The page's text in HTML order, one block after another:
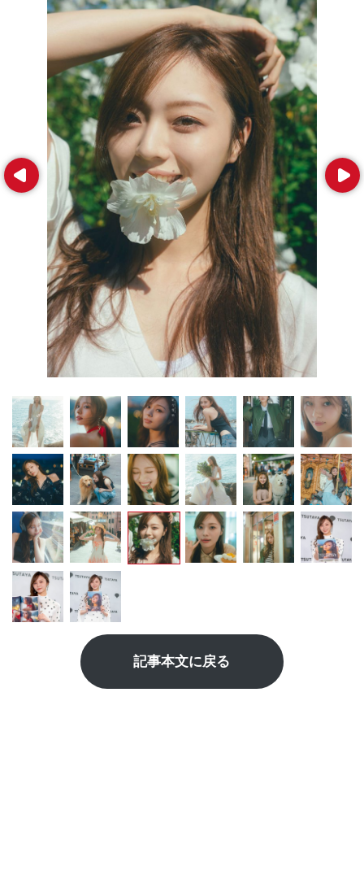
Prev Next
記事本文に戻る